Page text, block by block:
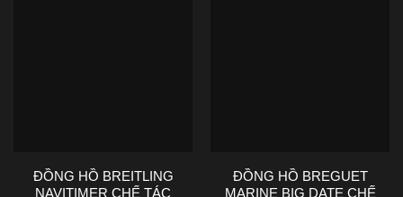
ĐỒNG HỒ BREITLING
NAVITIMER CHẾ TÁC
ĐỒNG HỒ BREGUET
MARINE BIG DATE CHẾ